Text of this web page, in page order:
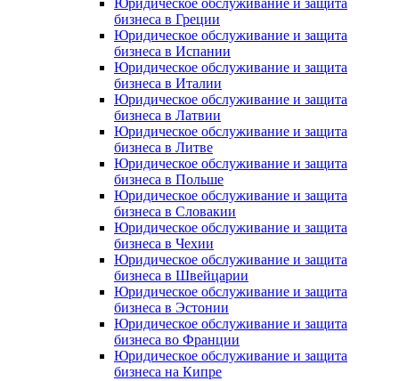
Юридическое обслуживание и защита
бизнеса в Греции
Юридическое обслуживание и защита
бизнеса в Испании
Юридическое обслуживание и защита
бизнеса в Италии
Юридическое обслуживание и защита
бизнеса в Латвии
Юридическое обслуживание и защита
бизнеса в Литве
Юридическое обслуживание и защита
бизнеса в Польше
Юридическое обслуживание и защита
бизнеса в Словакии
Юридическое обслуживание и защита
бизнеса в Чехии
Юридическое обслуживание и защита
бизнеса в Швейцарии
Юридическое обслуживание и защита
бизнеса в Эстонии
Юридическое обслуживание и защита
бизнеса во Франции
Юридическое обслуживание и защита
бизнеса на Кипре